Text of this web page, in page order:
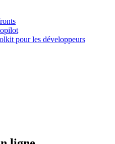
pour les développeurs